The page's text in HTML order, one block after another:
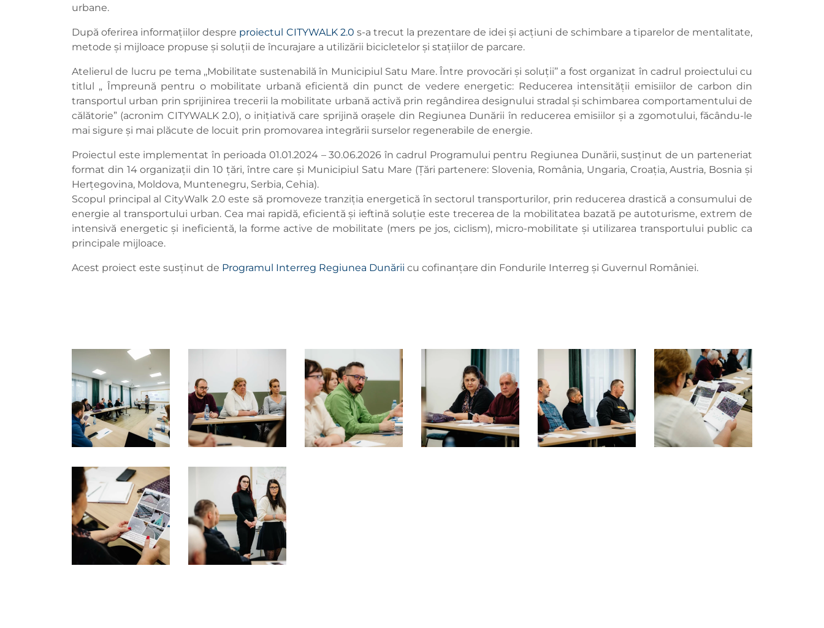
urbane.
După oferirea informațiilor despre proiectul CITYWALK 2.0 s-a trecut la prezentare de idei și acțiuni de schimbare a tiparelor de mentalitate,
metode și mijloace propuse și soluții de încurajare a utilizării bicicletelor și stațiilor de parcare.
Atelierul de lucru pe tema ,,Mobilitate sustenabilă în Municipiul Satu Mare. Între provocări și soluții’’ a fost organizat în cadrul proiectului cu
titlul „ Împreună pentru o mobilitate urbană eficientă din punct de vedere energetic: Reducerea intensității emisiilor de carbon din
transportul urban prin sprijinirea trecerii la mobilitate urbană activă prin regândirea designului stradal și schimbarea comportamentului de
călătorie” (acronim CITYWALK 2.0), o inițiativă care sprijină orașele din Regiunea Dunării în reducerea emisiilor și a zgomotului, făcându-le
mai sigure și mai plăcute de locuit prin promovarea integrării surselor regenerabile de energie.
Proiectul este implementat în perioada 01.01.2024 – 30.06.2026 în cadrul Programului pentru Regiunea Dunării, susținut de un parteneriat
format din 14 organizații din 10 țări, între care și Municipiul Satu Mare (Țări partenere: Slovenia, România, Ungaria, Croația, Austria, Bosnia și
Herțegovina, Moldova, Muntenegru, Serbia, Cehia).
Scopul principal al CityWalk 2.0 este să promoveze tranziția energetică în sectorul transporturilor, prin reducerea drastică a consumului de
energie al transportului urban. Cea mai rapidă, eficientă și ieftină soluție este trecerea de la mobilitatea bazată pe autoturisme, extrem de
intensivă energetic și ineficientă, la forme active de mobilitate (mers pe jos, ciclism), micro-mobilitate și utilizarea transportului public ca
principale mijloace.
Acest proiect este susținut de Programul Interreg Regiunea Dunării cu cofinanțare din Fondurile Interreg și Guvernul României.